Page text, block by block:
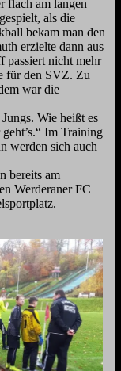
flach am langen
als die
bekam man den
erzielte dann aus
passiert nicht mehr
für den SVZ. Zu
war die
Wie heißt es
Im Training
werden sich auch
bereits am
Werderaner FC